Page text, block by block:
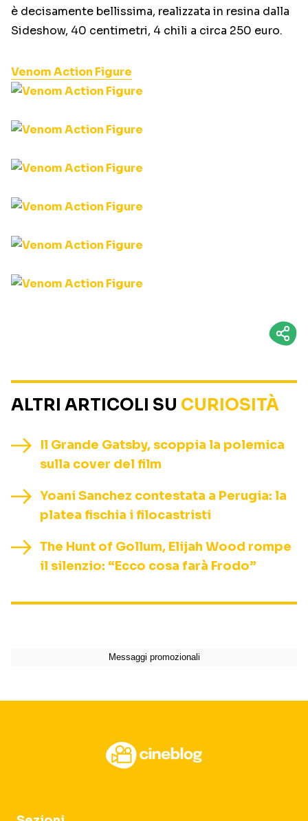
è decisamente bellissima, realizzata in resina dalla
Sideshow, 40 centimetri, 4 chili a circa 250 euro.
Venom Action Figure
ALTRI ARTICOLI SU CURIOSITÀ
Il Grande Gatsby, scoppia la polemica
sulla cover del film
Yoani Sanchez contestata a Perugia: la
platea fischia i filocastristi
The Hunt of Gollum, Elijah Wood rompe
il silenzio: “Ecco cosa farà Frodo”